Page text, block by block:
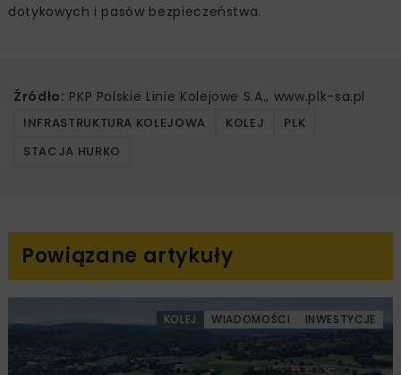
dotykowych i pasów bezpieczeństwa.
Źródło: PKP Polskie Linie Kolejowe S.A., www.plk-sa.pl
INFRASTRUKTURA KOLEJOWA KOLEJ
PLK
STACJA HURKO
Powiązane artykuły
KOLEJ WIADOMOŚCI INWESTYCJE